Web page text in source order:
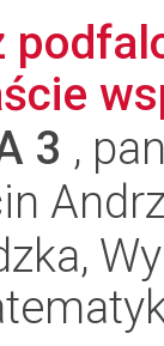
3 ,